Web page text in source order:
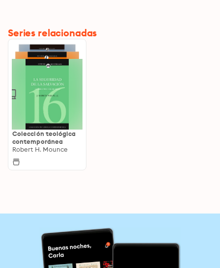
Series relacionadas
Colección teológica
contemporánea
Robert H. Mounce